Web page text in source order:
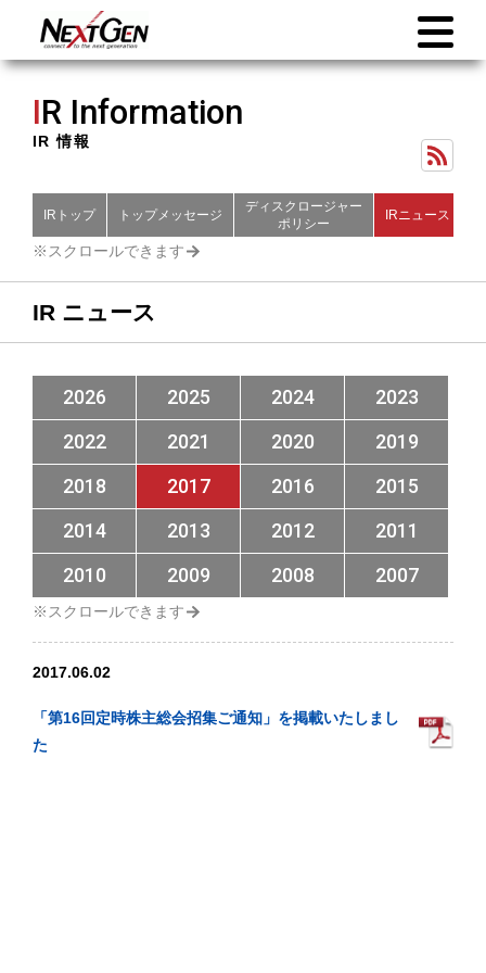
IR Information
IR 情報
IRトップ トップメッセージ
ディスクロージャー
ポリシー
IRニュース
IR ニュース
2026 2025 2024
2023
2022
2021 2020
2019
2018
2017 2016
2015
2014
2013 2012
2011
2010
2009 2008 2007
2017.06.02
「第16回定時株主総会招集ご通知」を掲載いたしまし
た